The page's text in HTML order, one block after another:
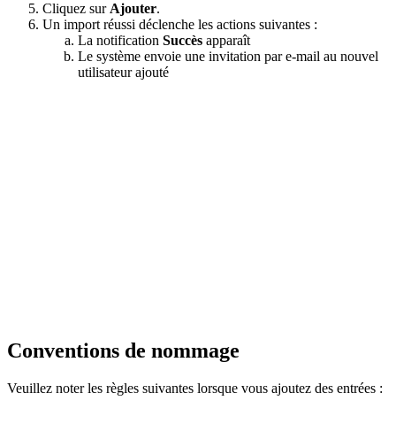
Cliquez sur Ajouter.
Un import réussi déclenche les actions suivantes :
La notification Succès apparaît
Le système envoie une invitation par e-mail au nouvel
utilisateur ajouté
Conventions de nommage
Veuillez noter les règles suivantes lorsque vous ajoutez des entrées :